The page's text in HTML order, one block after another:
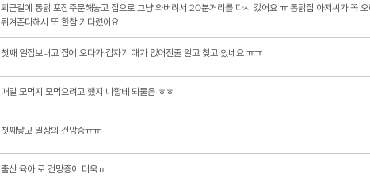
퇴근길에 통닭 포장주문해놓고 집으로 그냥 와버려서 20분거리를 다시 갔어요 ㅠ 통닭집 아저씨가 꼭
튀겨준다해서 또 한참 기다렸어요
첫째 얼집보내고 집에 오다가 갑자기 애가 없어진줄 알고 찾고 있네요 ㅠㅠ
매일 모먹지 모먹으려고 했지 나할테 되물음 ㅎㅎ
첫째낳고 일상의 건망증ㅠㅠ
출산 육아 로 건망증이 더욱ㅠ